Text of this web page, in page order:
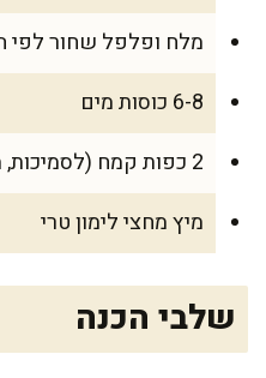
מלח ופלפל שחור לפי
6-8 כוסות מים
2 כפות קמח (לסמיכות, מדולל בכוס מים קרים)
מיץ מחצי לימון טרי
שלבי הכנה